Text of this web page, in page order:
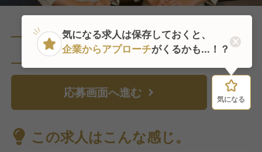
直近1人がこの求人を検討中
応募画面へ進む 気になる
この求人はこんな感じ。
気になる
気になる求人は保存しておくと、
企業からアプローチがくるかも...！？